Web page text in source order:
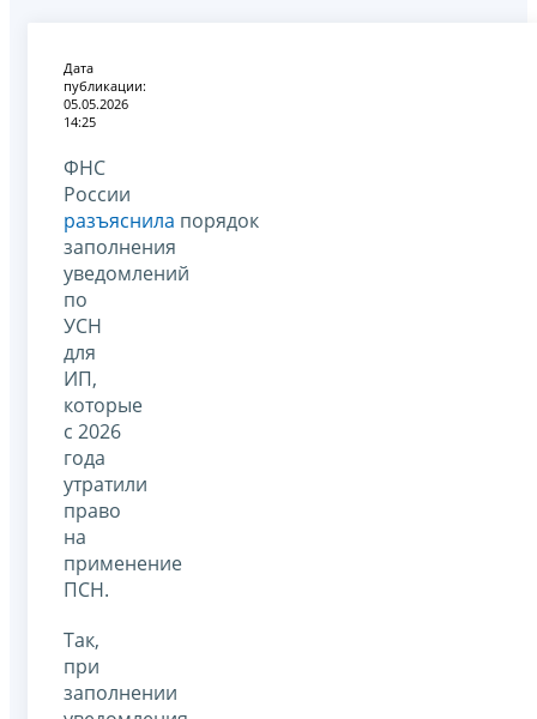
Дата
публикации:
05.05.2026
14:25
ФНС
России
разъяснила порядок
заполнения
уведомлений
по
УСН
для
ИП,
которые
с 2026
года
утратили
право
на
применение
ПСН.
Так,
при
заполнении